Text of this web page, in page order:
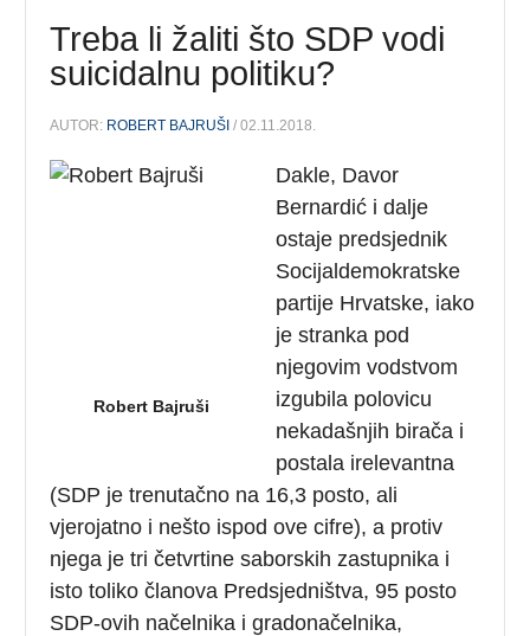
Treba li žaliti što SDP vodi
suicidalnu politiku?
AUTOR: ROBERT BAJRUŠI / 02.11.2018.
Robert Bajruši
Dakle, Davor
Bernardić i dalje
ostaje predsjednik
Socijaldemokratske
partije Hrvatske, iako
je stranka pod
njegovim vodstvom
izgubila polovicu
nekadašnjih birača i
postala irelevantna
(SDP je trenutačno na 16,3 posto, ali
vjerojatno i nešto ispod ove cifre), a protiv
njega je tri četvrtine saborskih zastupnika i
isto toliko članova Predsjedništva, 95 posto
SDP-ovih načelnika i gradonačelnika,